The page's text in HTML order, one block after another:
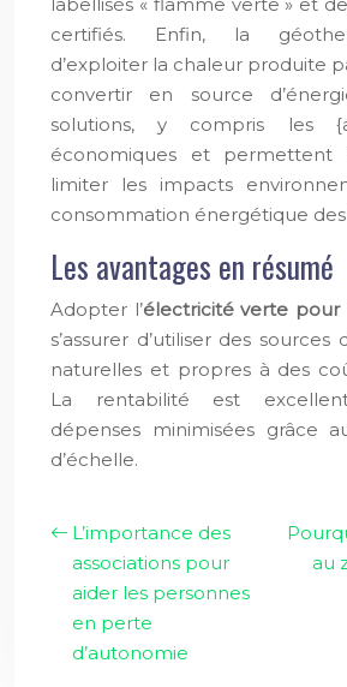
certifiés. Enfin, la
d’exploiter la chaleur produite
convertir en source
solutions, y compris les
économiques et permettent
limiter les impacts
consommation énergétique des
Les avantages en résumé
Adopter l’électricité verte pour
s’assurer d’utiliser des sources
naturelles et propres à des
La rentabilité est
dépenses minimisées grâce
d’échelle.
L’importance des
associations pour
aider les personnes
en perte
d’autonomie
au